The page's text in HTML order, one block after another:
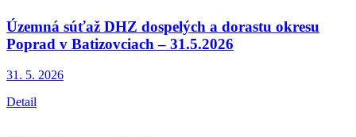
Územná súťaž DHZ dospelých a dorastu okresu
Poprad v Batizovciach – 31.5.2026
31. 5. 2026
Detail